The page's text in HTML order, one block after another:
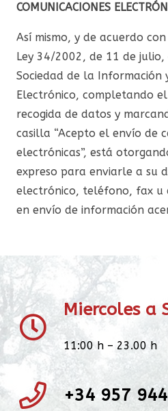
COMUNICACIONES
Así mismo, y de acuerdo
Ley 34/2002, de 11 de julio,
Sociedad de la Información
Electrónico, completando
recogida de datos y
casilla “Acepto el envío de
electrónicas”, está
expreso para enviarle a su
electrónico, teléfono, fax u
en envío de información
Miercoles a
11:00 h – 23.00 h
+34 957